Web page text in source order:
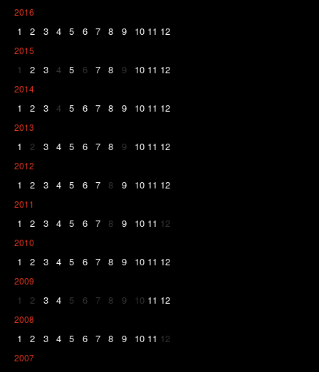
2016
1 2 3 4 5 6 7 8 9 10 11 12
2015
1 2 3 4 5 6 7 8 9 10 11 12
2014
1 2 3 4 5 6 7 8 9 10 11 12
2013
1 2 3 4 5 6 7 8 9 10 11 12
2012
1 2 3 4 5 6 7 8 9 10 11 12
2011
1 2 3 4 5 6 7 8 9 10 11 12
2010
1 2 3 4 5 6 7 8 9 10 11 12
2009
1 2 3 4 5 6 7 8 9 10 11 12
2008
1 2 3 4 5 6 7 8 9 10 11 12
2007